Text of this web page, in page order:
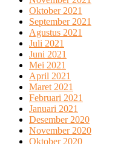
Oktober 2021
September 2021
Agustus 2021
Juli 2021
Juni 2021
Mei 2021
April 2021
Maret 2021
Februari 2021
Januari 2021
Desember 2020
November 2020
Oktober 2020